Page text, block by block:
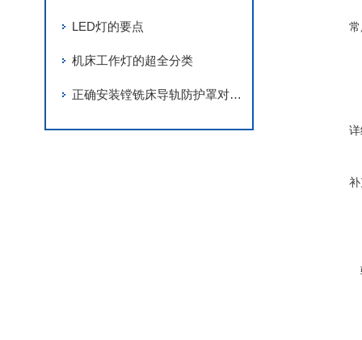
LED灯的要点
机床工作灯的超全分类
正确安装镗铣床导轨防护罩对保证工作人员的安全至关重要